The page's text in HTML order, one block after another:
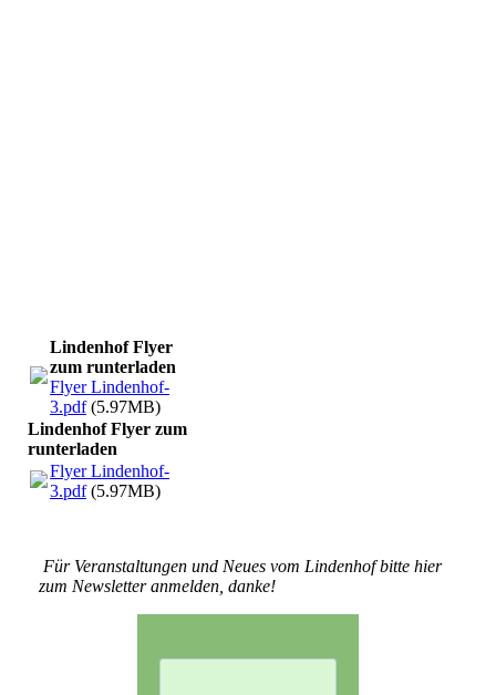
Lindenhof Flyer
zum runterladen
Flyer Lindenhof-
3.pdf(5.97MB)
Lindenhof Flyer zum
runterladen
Flyer Lindenhof-
3.pdf(5.97MB)
Für Veranstaltungen und Neues vom Lindenhof bitte hier
zum Newsletter anmelden, danke!